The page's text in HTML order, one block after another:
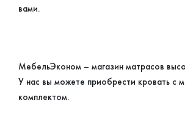
вами.
МебельЭконом – магазин матрасов
У нас вы можете приобрести кровать с
комплектом.